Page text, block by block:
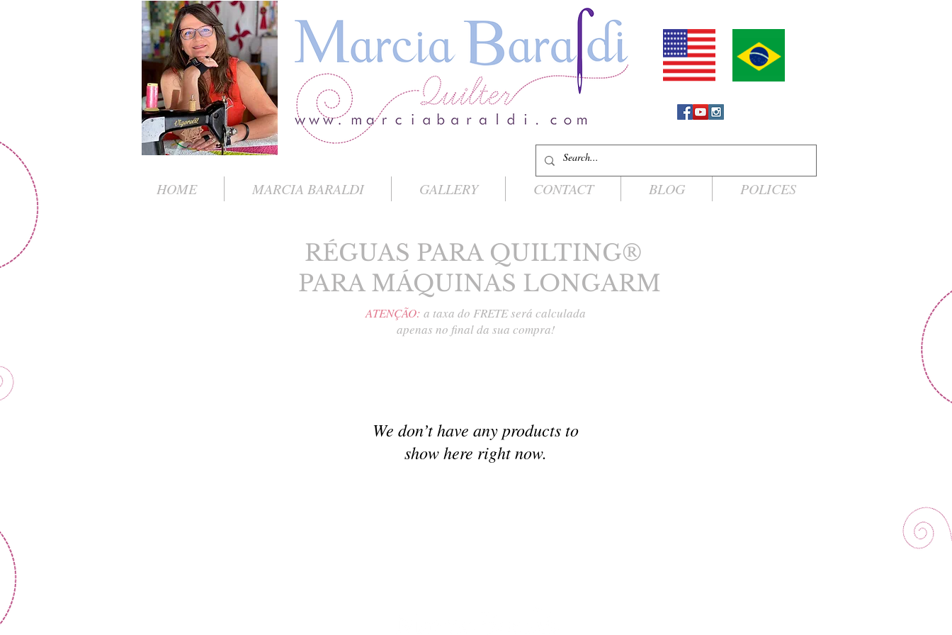
HOME MARCIA BARALDI GALLERY CONTACT BLOG POLICES
RÉGUAS PARA QUILTING®
PARA MÁQUINAS LONGARM
ATENÇÃO: a taxa do FRETE será calculada
apenas no final da sua compra!
We don’t have any products to
show here right now.